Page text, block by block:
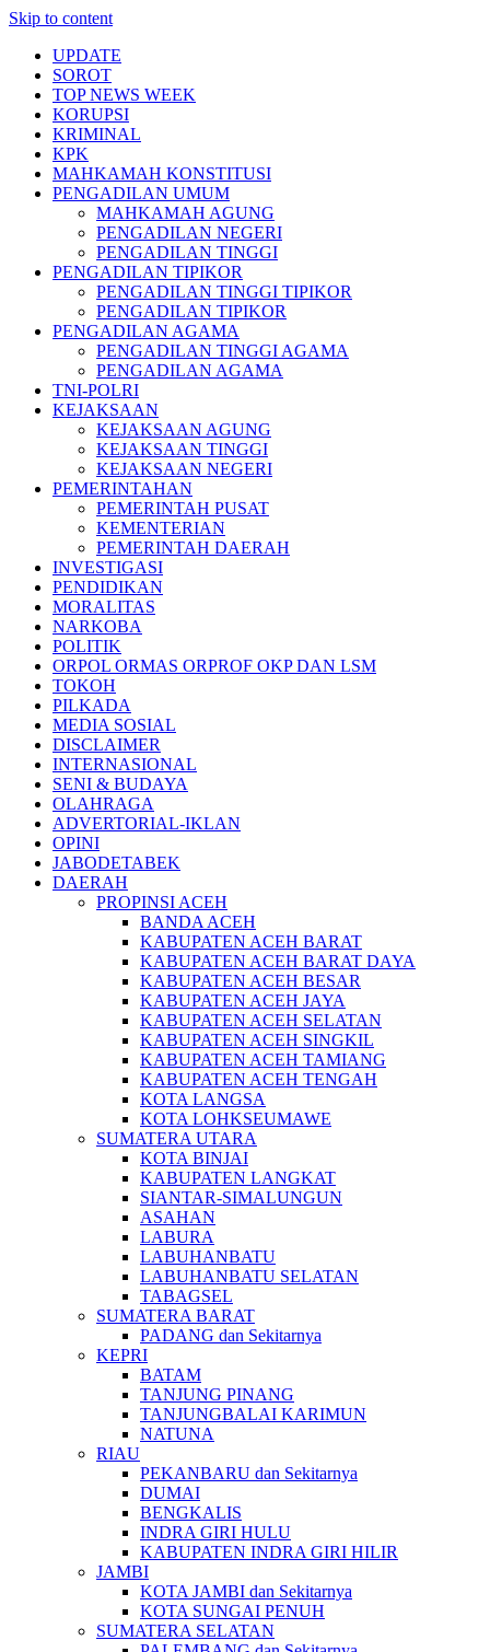
Skip to content
UPDATE
SOROT
TOP NEWS WEEK
KORUPSI
KRIMINAL
KPK
MAHKAMAH KONSTITUSI
PENGADILAN UMUM
MAHKAMAH AGUNG
PENGADILAN NEGERI
PENGADILAN TINGGI
PENGADILAN TIPIKOR
PENGADILAN TINGGI TIPIKOR
PENGADILAN TIPIKOR
PENGADILAN AGAMA
PENGADILAN TINGGI AGAMA
PENGADILAN AGAMA
TNI-POLRI
KEJAKSAAN
KEJAKSAAN AGUNG
KEJAKSAAN TINGGI
KEJAKSAAN NEGERI
PEMERINTAHAN
PEMERINTAH PUSAT
KEMENTERIAN
PEMERINTAH DAERAH
INVESTIGASI
PENDIDIKAN
MORALITAS
NARKOBA
POLITIK
ORPOL ORMAS ORPROF OKP DAN LSM
TOKOH
PILKADA
MEDIA SOSIAL
DISCLAIMER
INTERNASIONAL
SENI & BUDAYA
OLAHRAGA
ADVERTORIAL-IKLAN
OPINI
JABODETABEK
DAERAH
PROPINSI ACEH
BANDA ACEH
KABUPATEN ACEH BARAT
KABUPATEN ACEH BARAT DAYA
KABUPATEN ACEH BESAR
KABUPATEN ACEH JAYA
KABUPATEN ACEH SELATAN
KABUPATEN ACEH SINGKIL
KABUPATEN ACEH TAMIANG
KABUPATEN ACEH TENGAH
KOTA LANGSA
KOTA LOHKSEUMAWE
SUMATERA UTARA
KOTA BINJAI
KABUPATEN LANGKAT
SIANTAR-SIMALUNGUN
ASAHAN
LABURA
LABUHANBATU
LABUHANBATU SELATAN
TABAGSEL
SUMATERA BARAT
PADANG dan Sekitarnya
KEPRI
BATAM
TANJUNG PINANG
TANJUNGBALAI KARIMUN
NATUNA
RIAU
PEKANBARU dan Sekitarnya
DUMAI
BENGKALIS
INDRA GIRI HULU
KABUPATEN INDRA GIRI HILIR
JAMBI
KOTA JAMBI dan Sekitarnya
KOTA SUNGAI PENUH
SUMATERA SELATAN